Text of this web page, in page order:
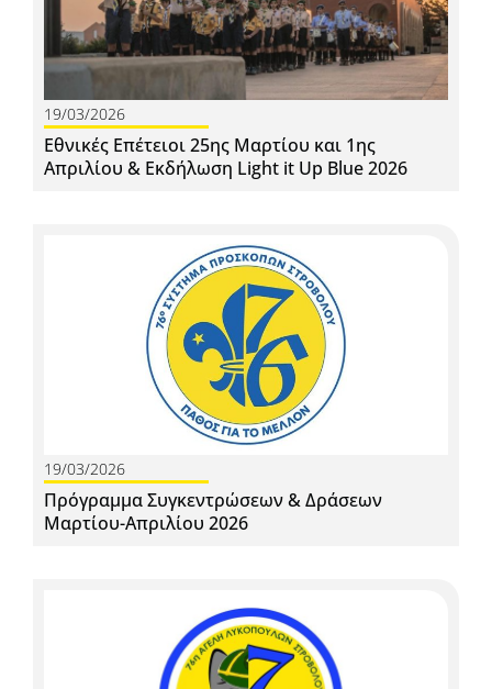
19/03/2026
Εθνικές Επέτειοι 25ης Μαρτίου και 1ης
Απριλίου & Εκδήλωση Light it Up Blue 2026
19/03/2026
Πρόγραμμα Συγκεντρώσεων & Δράσεων
Μαρτίου-Απριλίου 2026